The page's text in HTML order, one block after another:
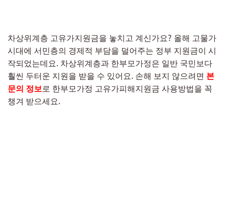
차상위계층 고유가지원금을 놓치고 계신가요? 올해 고물가
시대에 서민층의 경제적 부담을 덜어주는 정부 지원금이 시
작되었는데요. 차상위계층과 한부모가정은 일반 국민보다
훨씬 두터운 지원을 받을 수 있어요. 손해 보지 않으려면 본
문의 정보로 한부모가정 고유가피해지원금 사용방법을 꼭
챙겨 받으세요.